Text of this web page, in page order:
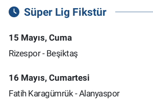
Süper Lig Fikstür
15 Mayıs, Cuma
Rizespor - Beşiktaş
16 Mayıs, Cumartesi
Fatih Karagümrük - Alanyaspor